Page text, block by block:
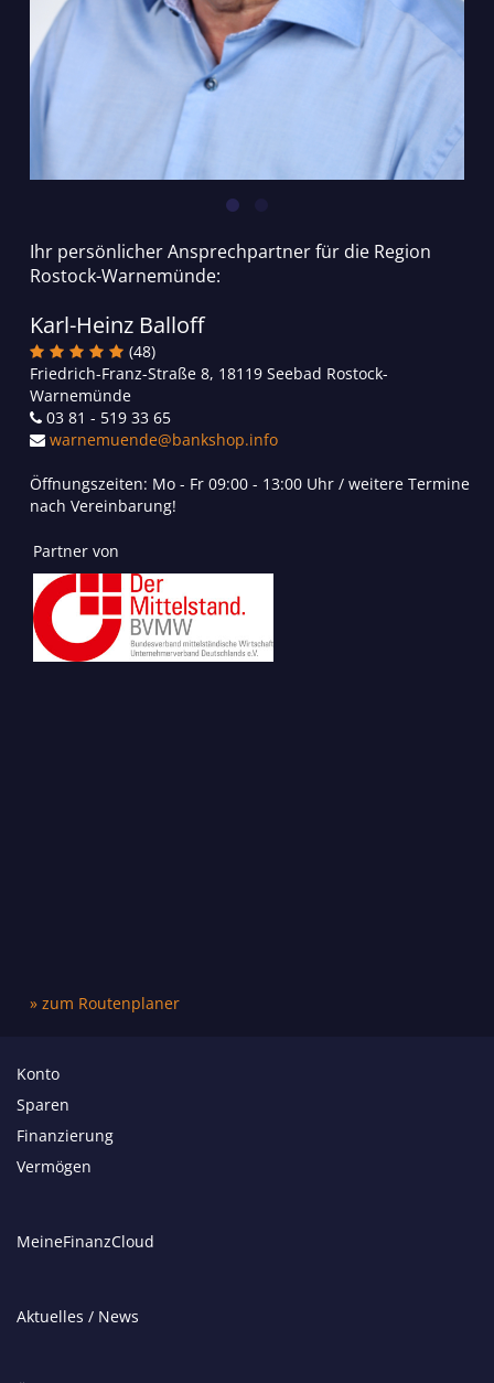
Ihr persönlicher Ansprechpartner für die Region
Rostock-Warnemünde:
Ulrich Augustin
(0)
Friedrich-Franz-Straße 8, 18119 Seebad Rostock-
Warnemünde
03 81 - 519 33 65
ulrich.augustin@bankshop.de
Öffnungszeiten: Mo - Fr 09:00 - 13:00 Uhr / weitere Termine
nach Vereinbarung!
Partner von
» zum Routenplaner
Konto
Sparen
Finanzierung
Vermögen
MeineFinanzCloud
Aktuelles / News